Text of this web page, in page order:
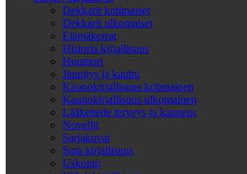
Dekkarit kotimaiset
Dekkarit ulkomaiset
Elämäkerrat
Historia kirjallisuus
Huumori
Jännitys ja kauhu
Kaunokirjallisuus kotimainen
Kaunokirjallisuus ulkomainen
Lääketiede terveys ja kauneus
Novellit
Sarjakuvat
Sota kirjallisuus
Uskonto